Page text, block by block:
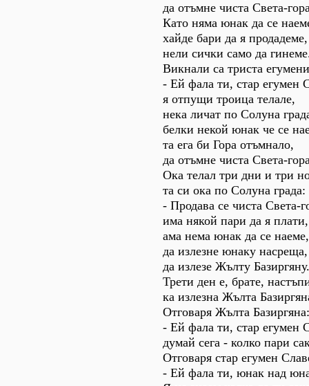
да отъмне чиста Света-
Като няма юнак да се
хайде бари да я продадеме,
нели сички само да
Викнали са триста
- Ей фала ти, стар егумен
я отпущи троица телале,
нека личат по Солуна
белки некой юнак че се
та ега би Гора отъмнало,
да отъмне чиста Света-
Ока телал три дни и три
та си ока по Солуна града:
- Продава се чиста Света-
има някой пари да я плати,
ама нема юнак да се наеме,
да излезне юнаку насреща,
да излезе Жълту Базиргяну.
Трети ден е, брате,
ка излезна Жълта
Отговаря Жълта Базиргяна:
- Ей фала ти, стар егумен
думай сега - колко пари
Отговаря стар егумен
- Ей фала ти, юнак над